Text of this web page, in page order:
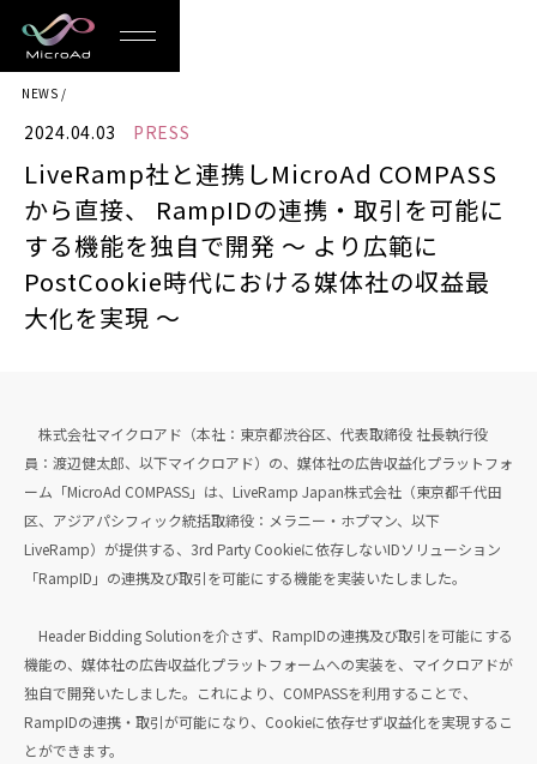
MicroAd
-
Redesigning
the
Future
Life
NEWS
2024.04.03 PRESS
LiveRamp社と連携しMicroAd COMPASS
から直接、 RampIDの連携・取引を可能に
する機能を独自で開発 ～ より広範に
PostCookie時代における媒体社の収益最
大化を実現 ～
株式会社マイクロアド（本社：東京都渋谷区、代表取締役 社長執行役
員：渡辺健太郎、以下マイクロアド）の、媒体社の広告収益化プラットフォ
ーム「MicroAd COMPASS」は、LiveRamp Japan株式会社（東京都千代田
区、アジアパシフィック統括取締役：メラニー・ホプマン、以下
LiveRamp）が提供する、3rd Party Cookieに依存しないIDソリューション
「RampID」の連携及び取引を可能にする機能を実装いたしました。
Header Bidding Solutionを介さず、RampIDの連携及び取引を可能にする
機能の、媒体社の広告収益化プラットフォームへの実装を、マイクロアドが
独自で開発いたしました。これにより、COMPASSを利用することで、
RampIDの連携・取引が可能になり、Cookieに依存せず収益化を実現するこ
とができます。